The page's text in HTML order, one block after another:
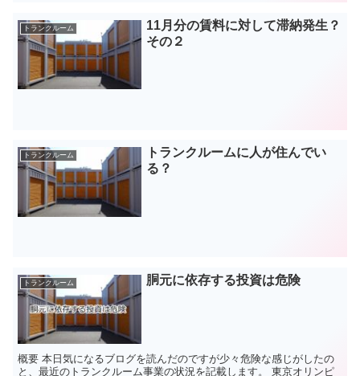
トランクルーム
11月分の賃料に対して滞納発生？
その２
トランクルーム
トランクルームに人が住んでい
る？
トランクルーム 胴元に依存する投資は危険
概要 本日気になるブログを読んだのですが少々危険な感じがしたの
と、最近のトランクルーム事業の状況を記載します。 東京オリンピ